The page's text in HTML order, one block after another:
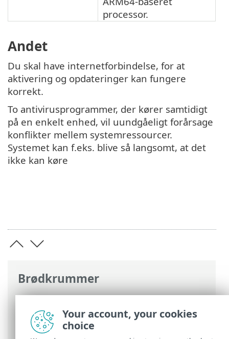
Brødkrummer
ESET-onlinehjælp>ESET Security
Ultimate
>ESET Security Ultimate>
Systemkrav
processor.
Andet
Du skal have internetforbindelse, for at
aktivering og opdateringer kan fungere
korrekt.
To antivirusprogrammer, der kører samtidigt
på en enkelt enhed, vil uundgåeligt forårsage
konflikter mellem systemressourcer.
Systemet kan f.eks. blive så langsomt, at det
ikke kan køre
Your account, your cookies
choice